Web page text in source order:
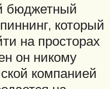
бюджетный
который
на просторах
он никому
компанией